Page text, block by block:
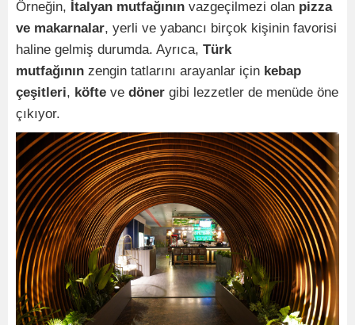
Örneğin, İtalyan mutfağının vazgeçilmezi olan pizza
ve makarnalar, yerli ve yabancı birçok kişinin favorisi
haline gelmiş durumda. Ayrıca, Türk
mutfağının zengin tatlarını arayanlar için kebap
çeşitleri, köfte ve döner gibi lezzetler de menüde öne
çıkıyor.